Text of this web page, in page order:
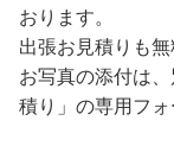
おります。
出張お見積りも無
お写真の添付は
積り」の専用フォ